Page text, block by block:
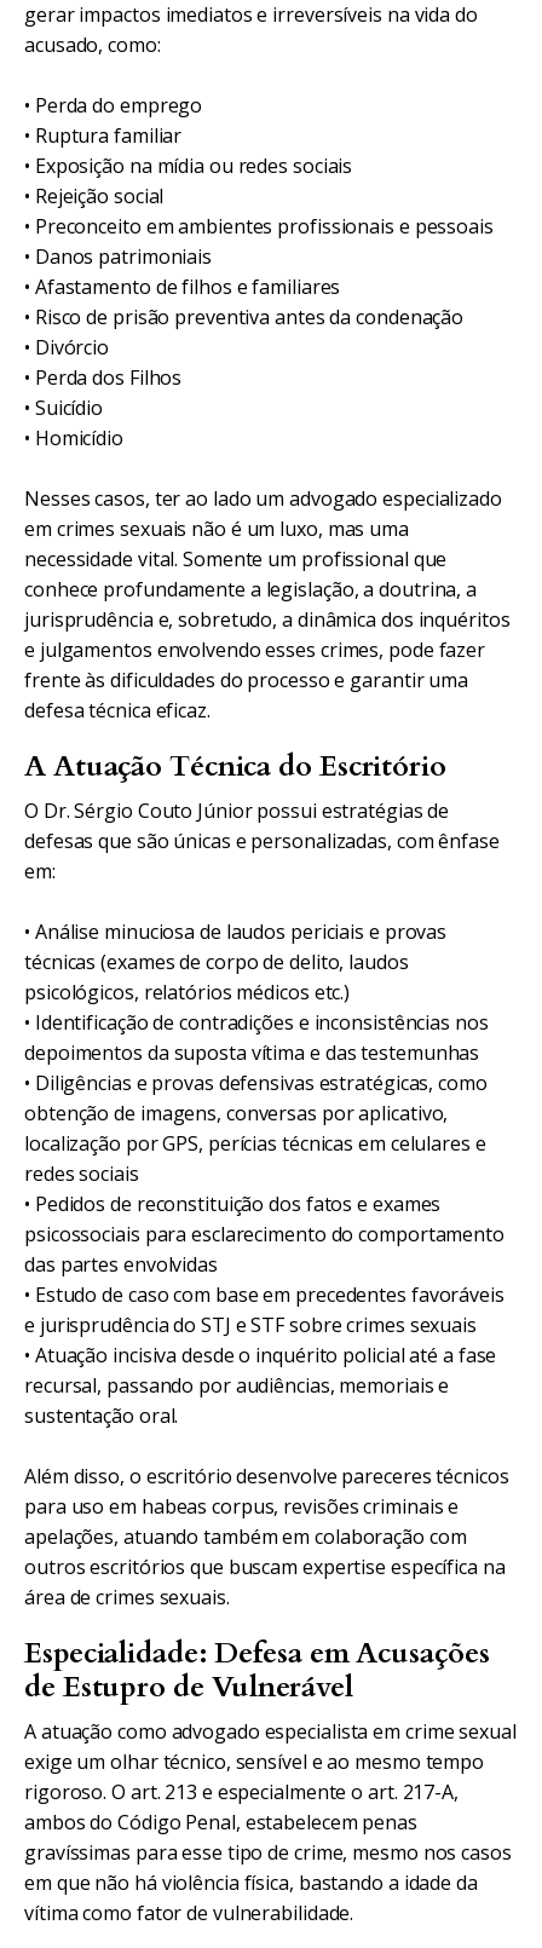
gerar impactos imediatos e irreversíveis na vida do
acusado, como:
• Perda do emprego
• Ruptura familiar
• Exposição na mídia ou redes sociais
• Rejeição social
• Preconceito em ambientes profissionais e pessoais
• Danos patrimoniais
• Afastamento de filhos e familiares
• Risco de prisão preventiva antes da condenação
• Divórcio
• Perda dos Filhos
• Suicídio
• Homicídio
Nesses casos, ter ao lado um advogado especializado
em crimes sexuais não é um luxo, mas uma
necessidade vital. Somente um profissional que
conhece profundamente a legislação, a doutrina, a
jurisprudência e, sobretudo, a dinâmica dos inquéritos
e julgamentos envolvendo esses crimes, pode fazer
frente às dificuldades do processo e garantir uma
defesa técnica eficaz.
A Atuação Técnica do Escritório
O Dr. Sérgio Couto Júnior possui estratégias de
defesas que são únicas e personalizadas, com ênfase
em:
• Análise minuciosa de laudos periciais e provas
técnicas (exames de corpo de delito, laudos
psicológicos, relatórios médicos etc.)
• Identificação de contradições e inconsistências nos
depoimentos da suposta vítima e das testemunhas
• Diligências e provas defensivas estratégicas, como
obtenção de imagens, conversas por aplicativo,
localização por GPS, perícias técnicas em celulares e
redes sociais
• Pedidos de reconstituição dos fatos e exames
psicossociais para esclarecimento do comportamento
das partes envolvidas
• Estudo de caso com base em precedentes favoráveis
e jurisprudência do STJ e STF sobre crimes sexuais
• Atuação incisiva desde o inquérito policial até a fase
recursal, passando por audiências, memoriais e
sustentação oral.
Além disso, o escritório desenvolve pareceres técnicos
para uso em habeas corpus, revisões criminais e
apelações, atuando também em colaboração com
outros escritórios que buscam expertise específica na
área de crimes sexuais.
Especialidade: Defesa em Acusações
de Estupro de Vulnerável
A atuação como advogado especialista em crime sexual
exige um olhar técnico, sensível e ao mesmo tempo
rigoroso. O art. 213 e especialmente o art. 217-A,
ambos do Código Penal, estabelecem penas
gravíssimas para esse tipo de crime, mesmo nos casos
em que não há violência física, bastando a idade da
vítima como fator de vulnerabilidade.